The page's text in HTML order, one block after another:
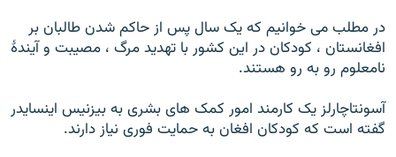
در مطلب می خوانیم که یک سال پس از حاکم شدن طالبان بر
افغانستان ، کودکان در این کشور با تهدید مرگ ، مصیبت و آیندۀ
نامعلوم رو به رو هستند.
آسونتاچارلز یک کارمند امور کمک های بشری به بیزنیس اینسایدر
گفته است که کودکان افغان به حمایت فوری نیاز دارند.